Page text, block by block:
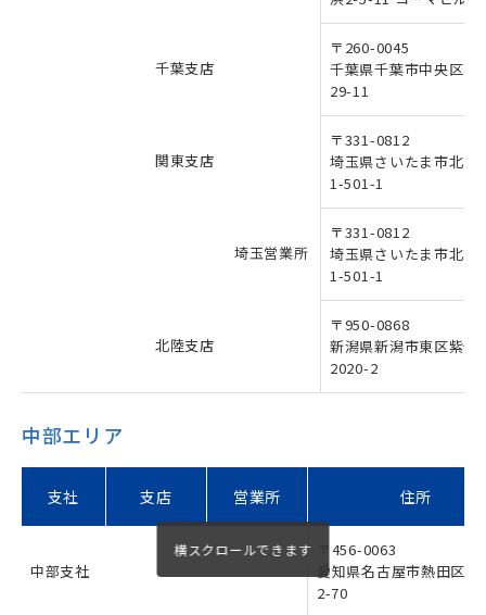
千葉支店
〒260-0045
千葉県千葉市中央区弁
29-11
関東支店
〒331-0812
埼玉県さいたま市北区
1-501-1
埼玉営業所
〒331-0812
埼玉県さいたま市北区
1-501-1
北陸支店
〒950-0868
新潟県新潟市東区紫竹
2020-2
中部エリア
支社 支店 営業所 住所
中部支社
〒456-0063
愛知県名古屋市熱田区西
2-70